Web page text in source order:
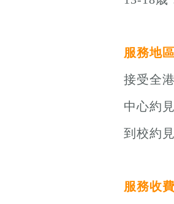
服務地區
接受全
中心約
到校約
服務收費